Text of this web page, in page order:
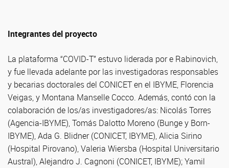
Integrantes del proyecto
La plataforma “COVID-T” estuvo liderada por e Rabinovich,
y fue llevada adelante por las investigadoras responsables
y becarias doctorales del CONICET en el IBYME, Florencia
Veigas, y Montana Manselle Cocco. Además, contó con la
colaboración de los/as investigadores/as: Nicolás Torres
(Agencia-IBYME), Tomás Dalotto Moreno (Bunge y Born-
IBYME), Ada G. Blidner (CONICET, IBYME), Alicia Sirino
(Hospital Pirovano), Valeria Wiersba (Hospital Universitario
Austral), Alejandro J. Cagnoni (CONICET, IBYME); Yamil